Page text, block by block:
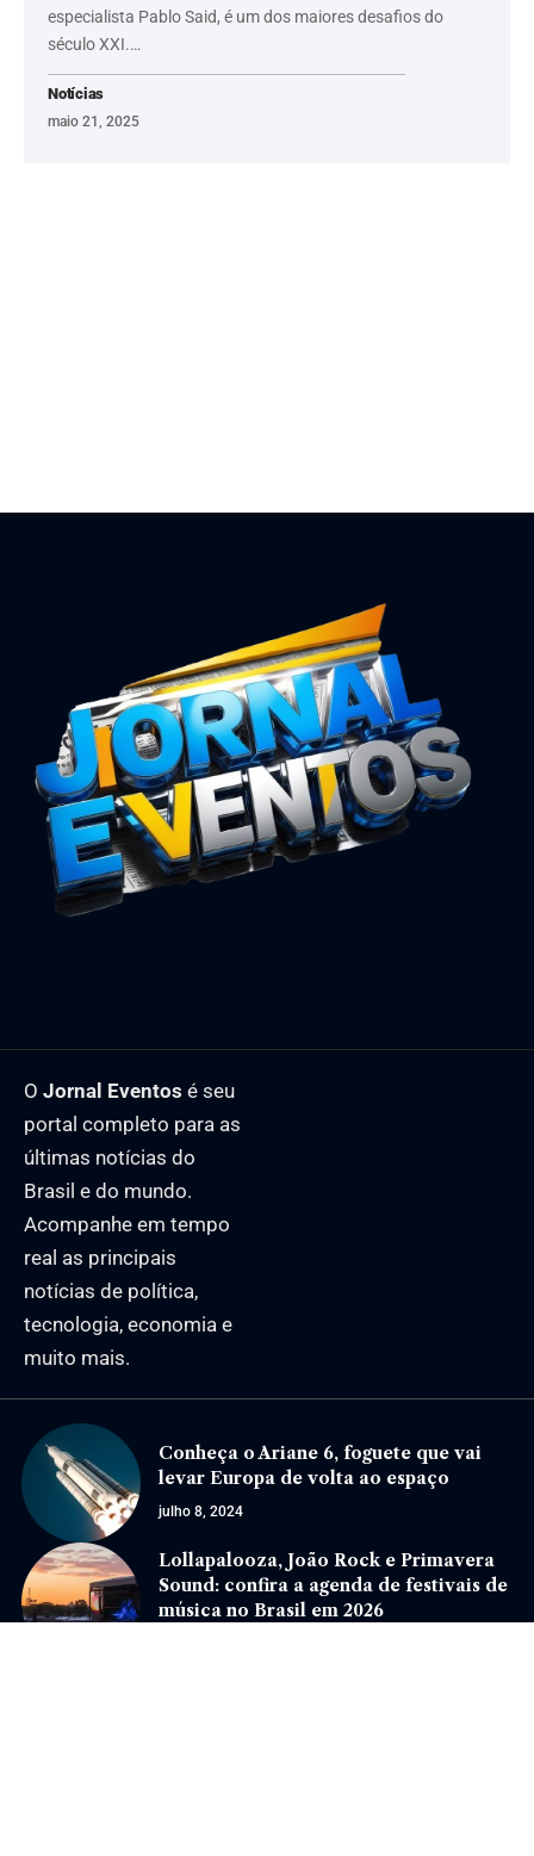
especialista Pablo Said, é um dos maiores desafios do
século XXI.…
Notícias
maio 21, 2025
O Jornal Eventos é seu
portal completo para as
últimas notícias do
Brasil e do mundo.
Acompanhe em tempo
real as principais
notícias de política,
tecnologia, economia e
muito mais.
Conheça o Ariane 6, foguete que vai
levar Europa de volta ao espaço
julho 8, 2024
Lollapalooza, João Rock e Primavera
Sound: confira a agenda de festivais de
música no Brasil em 2026